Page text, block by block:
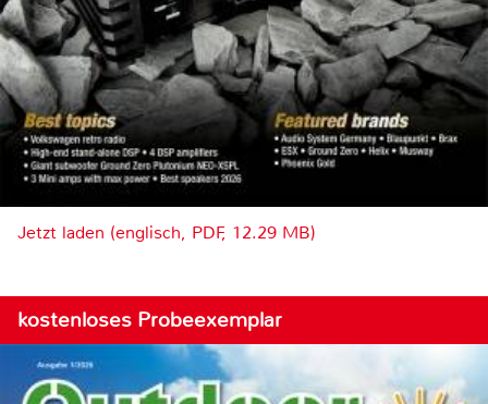
Jetzt laden (englisch, PDF, 12.29 MB)
kostenloses Probeexemplar